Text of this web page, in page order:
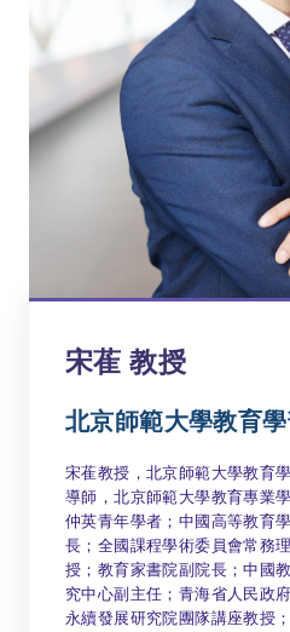
宋萑 教授
北京師範大學教育
宋萑教授，北京師範大學教育
導師，北京師範大學教育專業
仲英青年學者；中國高等教育
長；全國課程學術委員會常務
授；教育家書院副院長；中國
究中心副主任；青海省人民政
永續發展研究院團隊講座教授